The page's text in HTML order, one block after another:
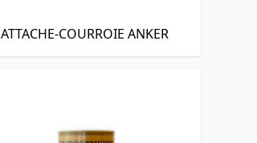
ATTACHE-COURROIE ANKER